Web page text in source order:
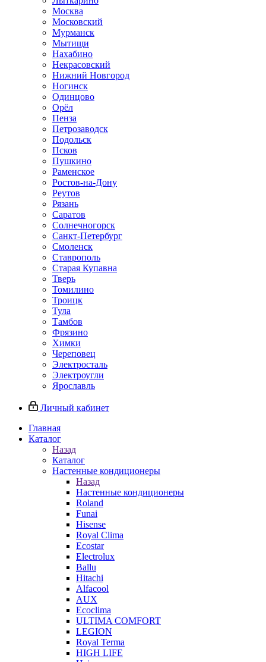
Москва
Московский
Мурманск
Мытищи
Нахабино
Некрасовский
Нижний Новгород
Ногинск
Одинцово
Орёл
Пенза
Петрозаводск
Подольск
Псков
Пушкино
Раменское
Ростов-на-Дону
Реутов
Рязань
Саратов
Солнечногорск
Санкт-Петербург
Смоленск
Ставрополь
Старая Купавна
Тверь
Томилино
Троицк
Тула
Тамбов
Фрязино
Химки
Череповец
Электросталь
Электроугли
Ярославль
Личный кабинет
Главная
Каталог
Назад
Каталог
Настенные кондиционеры
Назад
Настенные кондиционеры
Roland
Funai
Hisense
Royal Clima
Ecostar
Electrolux
Ballu
Hitachi
Alfacool
AUX
Ecoclima
ULTIMA COMFORT
LEGION
Royal Terma
HIGH LIFE